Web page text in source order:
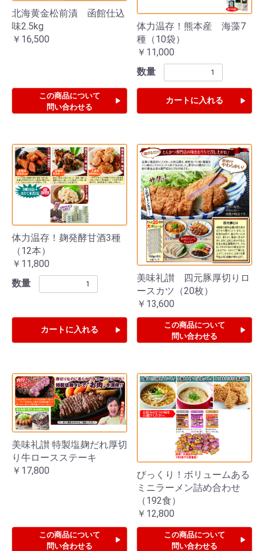
北海黄金松前漬 函館仕込
味2.5kg
￥16,500
この商品について
問い合わせる
体力温存！熊本産 海藻7
種（10袋）
￥11,000
数量
カートに入れる
体力温存！麹発酵甘酒3種
（12本）
￥11,800
数量
カートに入れる
美味礼讃 四元豚厚切りロ
ースカツ（20枚）
￥13,600
この商品について
問い合わせる
美味礼讃 特製塩麹だれ厚切
り牛ロースステーキ
￥17,800
この商品について
問い合わせる
びっくり！ボリュームある
ミニラーメン詰め合わせ
（192食）
￥12,800
この商品について
問い合わせる